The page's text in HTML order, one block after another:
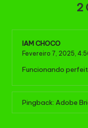
2
IAM CHOCO
Fevereiro 7, 2025,
Funcionando
Pingback: Adobe